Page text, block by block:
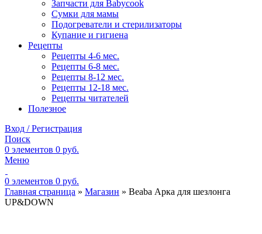
Запчасти для Babycook
Сумки для мамы
Подогреватели и стерилизаторы
Купание и гигиена
Рецепты
Рецепты 4-6 мес.
Рецепты 6-8 мес.
Рецепты 8-12 мес.
Рецепты 12-18 мес.
Рецепты читателей
Полезное
Вход / Регистрация
Поиск
0 элементов 0 руб.
Меню
0 элементов 0 руб.
Главная страница » Магазин » Beaba Арка для шезлонга
UP&DOWN